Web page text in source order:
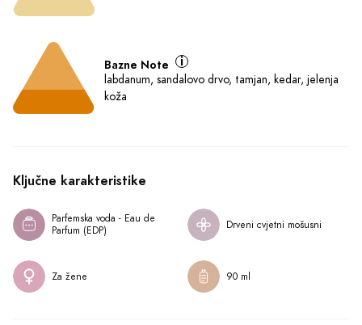
Bazne Note
labdanum, sandalovo drvo, tamjan, kedar, jelenja
koža
Ključne karakteristike
Parfemska voda - Eau de
Parfum (EDP)
Drveni cvjetni mošusni
Za žene 90 ml